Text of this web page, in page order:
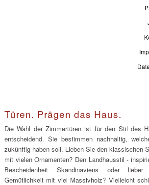
Türen. Prägen das Haus.
Die Wahl der Zimmertüren ist für den Stil des
entscheidend. Sie bestimmen nachhaltig,
zukünftig haben soll. Lieben Sie den klassischen
mit vielen Ornamenten? Den Landhausstil -
Bescheidenheit Skandinaviens oder lieber
Gemütlichkeit mit viel Massivholz? Vielleicht